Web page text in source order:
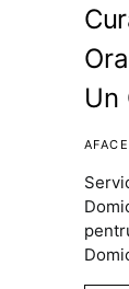
Un